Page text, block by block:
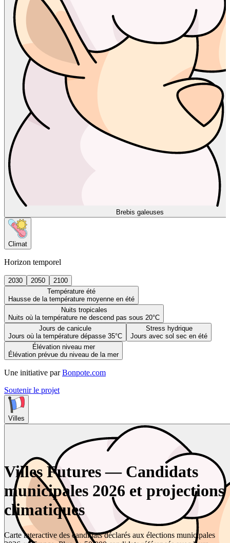
Brebis galeuses
Climat
Horizon temporel
2030 2050
2100
Température été
Hausse de la température moyenne en été
Nuits tropicales
Nuits où la température ne descend pas sous 20°C
Jours de canicule
Jours où la température dépasse 35°C
Stress hydrique
Jours avec sol sec en été
Élévation niveau mer
Élévation prévue du niveau de la mer
Une initiative par Bonpote.com
Soutenir le projet
Villes
Villes Futures — Candidats
municipales 2026 et projections
climatiques
Carte interactive des candidats déclarés aux élections municipales